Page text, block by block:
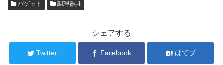
バゲット 調理器具
シェアする
Twitter Facebook はてブ